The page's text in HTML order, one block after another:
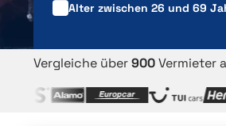
Alter zwischen 26 und 69
Vergleiche über900Vermieter